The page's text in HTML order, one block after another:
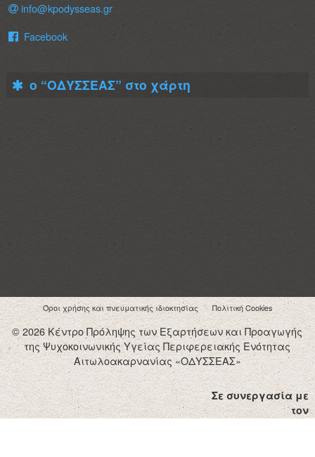
info@kpodysseas.gr
Facebook
ο “ΟΔΥΣΣΕΑΣ” στο χάρτη
Όροι χρήσης και πνευματικής ιδιοκτησίας Πολιτική Cookies
© 2026 Κέντρο Πρόληψης των Εξαρτήσεων και Προαγωγής
της Ψυχοκοινωνικής Υγείας Περιφερειακής Ενότητας
Αιτωλοακαρνανίας «ΟΔΥΣΣΕΑΣ»
Σε συνεργασία με
τον